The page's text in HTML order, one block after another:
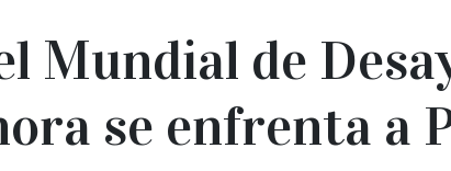
Mundial de
se enfrenta a